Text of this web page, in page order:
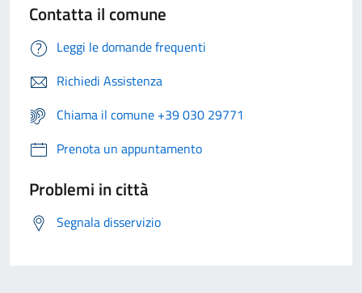
Contatta il comune
Leggi le domande frequenti
Richiedi Assistenza
Chiama il comune +39 030 29771
Prenota un appuntamento
Problemi in città
Segnala disservizio